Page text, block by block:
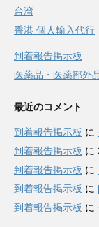
台湾
香港 個人輸入代行
到着報告掲示板
医薬品・医薬部外
最近のコメント
到着報告掲示板 に
到着報告掲示板 に
到着報告掲示板 に
到着報告掲示板 に
到着報告掲示板 に